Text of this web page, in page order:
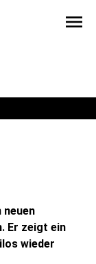
menu
neuen
Er zeigt ein
wieder